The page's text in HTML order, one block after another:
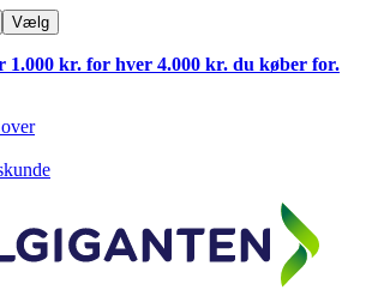
Vælg
kr. for hver 4.000 kr. du køber for.